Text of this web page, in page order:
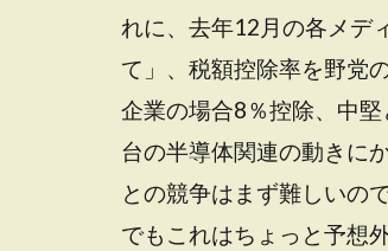
れに、去年12月の各メデ
て」、税額控除率を野党
企業の場合8％控除、中
台の半導体関連の動きに
との競争はまず難しいの
でもこれはちょっと予想